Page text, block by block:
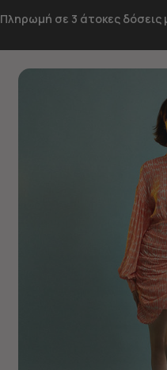
Πληρωμή σε 3 άτοκες δόσεις